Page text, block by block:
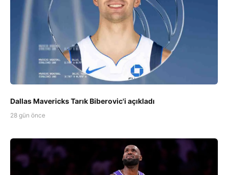
Dallas Mavericks Tarık Biberovic'i açıkladı
28 gün önce